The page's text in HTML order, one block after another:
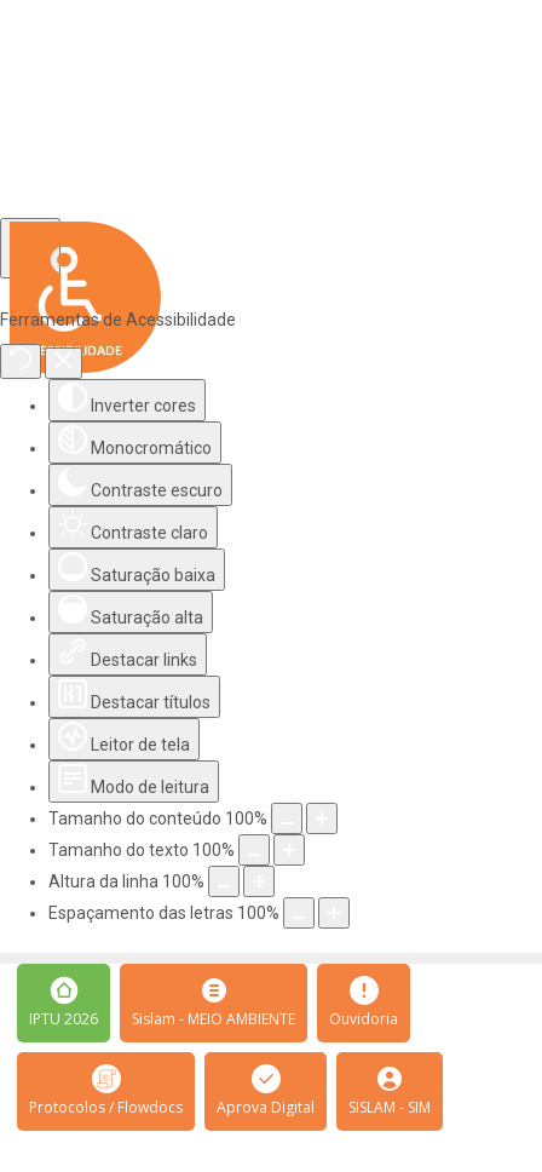
Ferramentas de Acessibilidade
Inverter cores
Monocromático
Contraste escuro
Contraste claro
Saturação baixa
Saturação alta
Destacar links
Destacar títulos
Leitor de tela
Modo de leitura
Tamanho do conteúdo 100%
Tamanho do texto 100%
Altura da linha 100%
Espaçamento das letras 100%
IPTU 2026 Sislam - MEIO AMBIENTE Ouvidoria
Protocolos / Flowdocs Aprova Digital SISLAM - SIM